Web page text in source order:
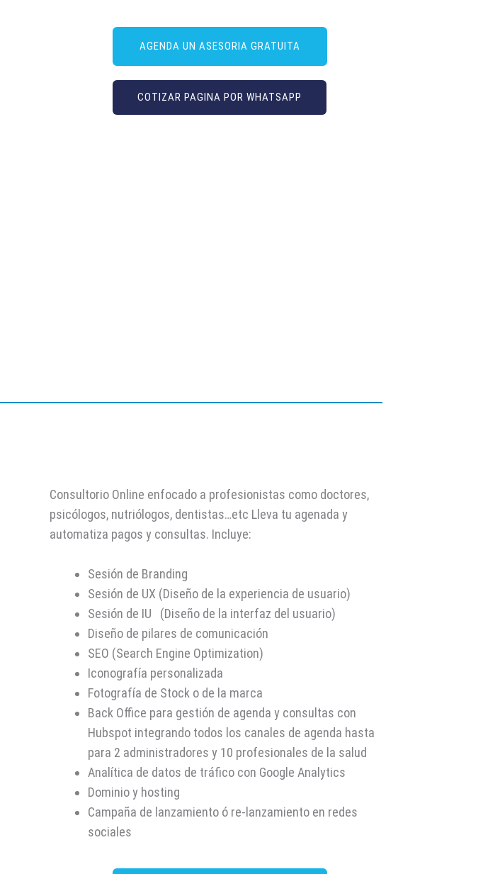
AGENDA UN ASESORIA GRATUITA
COTIZAR PAGINA POR WHATSAPP
Consultorio Online enfocado a profesionistas como doctores,
psicólogos, nutriólogos, dentistas…etc Lleva tu agenada y
automatiza pagos y consultas. Incluye:
Sesión de Branding
Sesión de UX (Diseño de la experiencia de usuario)
Sesión de IU (Diseño de la interfaz del usuario)
Diseño de pilares de comunicación
SEO (Search Engine Optimization)
Iconografía personalizada
Fotografía de Stock o de la marca
Back Office para gestión de agenda y consultas con
Hubspot integrando todos los canales de agenda hasta
para 2 administradores y 10 profesionales de la salud
Analítica de datos de tráfico con Google Analytics
Dominio y hosting
Campaña de lanzamiento ó re-lanzamiento en redes
sociales